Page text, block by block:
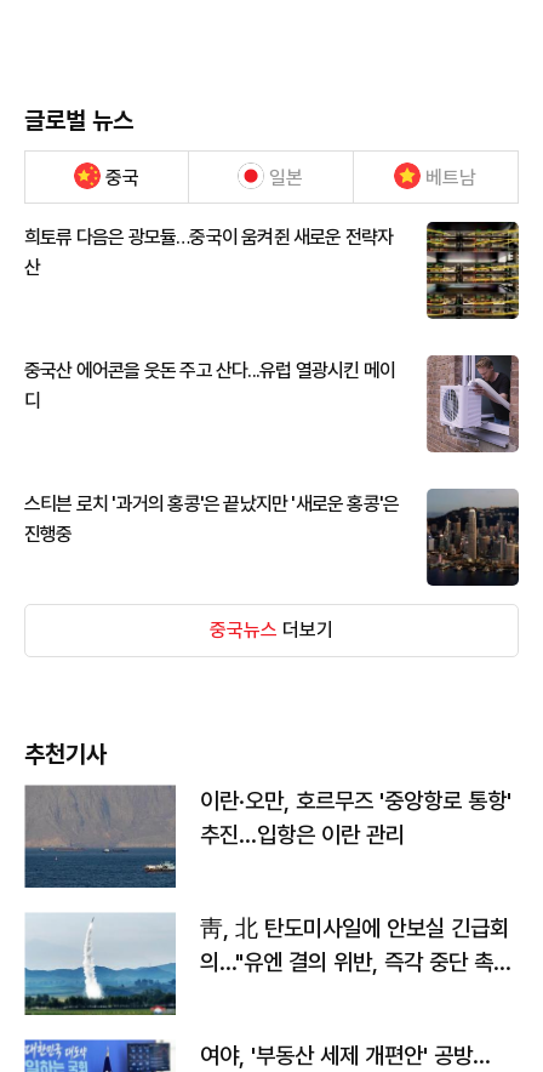
글로벌 뉴스
중국 일본 베트남
희토류 다음은 광모듈…중국이 움켜쥔 새로운 전략자
산
중국산 에어콘을 웃돈 주고 산다...유럽 열광시킨 메이
디
스티븐 로치 '과거의 홍콩'은 끝났지만 '새로운 홍콩'은
진행중
중국뉴스 더보기
추천기사
이란·오만, 호르무즈 '중앙항로 통항'
추진…입항은 이란 관리
靑, 北 탄도미사일에 안보실 긴급회
의…"유엔 결의 위반, 즉각 중단 촉
여야, '부동산 세제 개편안' 공방…